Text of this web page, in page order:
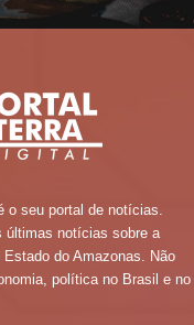
o seu portal de notícias.
últimas notícias sobre a
do Amazonas. Não
política no Brasil e no